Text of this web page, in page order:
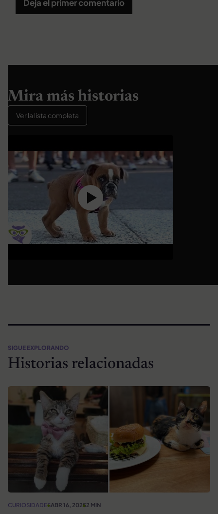
Deja el primer comentario
Mira más historias
Ver la lista completa
SIGUE EXPLORANDO
Historias relacionadas
CURIOSIDADESABR 16, 20252 MIN